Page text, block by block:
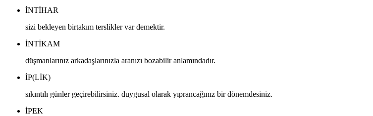
INTIHAR
sizi bekleyen birtakım terslikler var demektir.
INTIKAM
düşmanlarınız arkadaşlarınızla aranızı bozabilir anlamındadır.
IP(LIK)
sıkıntılı günler geçirebilirsiniz. duygusal olarak yıprancağınız bir dönemdesiniz.
IPEK